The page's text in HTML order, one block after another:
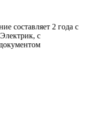
составляет 2 года с
с